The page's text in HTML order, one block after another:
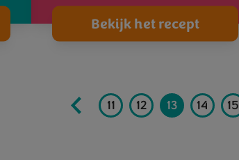
Bekijk het recept
10 11 12 13 14 15